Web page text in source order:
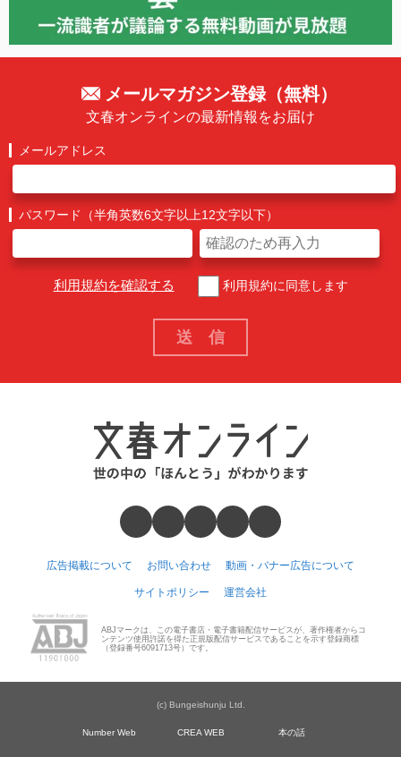
メールマガジン登録（無料）
文春オンラインの最新情報をお届け
メールアドレス
パスワード（半角英数6文字以上12文字以下）
利用規約を確認する 利用規約に同意します
広告掲載について お問い合わせ 動画・バナー広告について
サイトポリシー 運営会社
ABJマークは、この電子書店・電子書籍配信サービスが、著作権者からコ
ンテンツ使用許諾を得た正規版配信サービスであることを示す登録商標
（登録番号6091713号）です。
(c) Bungeishunju Ltd.
Number Web CREA WEB 本の話